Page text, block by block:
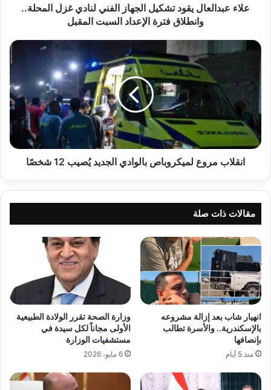
وانطلاق
السبت
المقبل
علاء عبدالعال يقود تشكيل الجهاز الفني لنادي غزل المحلة..
وانطلاق فترة الإعداد السبت المقبل
انقلاب
مروع
بالوادي
يُصيب
12
شخصًا
انقلاب مروع لميكروباص بالوادي الجديد يُصيب 12 شخصًا
مقالات ذات صلة
انهيار شاب بعد إزالة مشروعه
بالإسكندرية.. والأسرة تطالب
بإنصافها
منذ 5 أيام
وزارة الصحة تقرر الولادة الطبيعية
الأولى مجاناً لكل سيدة في
مستشفيات الوزارة
6 مايو، 2026